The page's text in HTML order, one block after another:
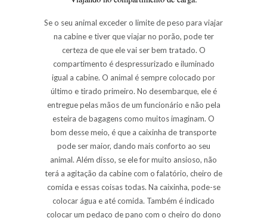
Se o seu animal exceder o limite de peso para viajar
na cabine e tiver que viajar no porão, pode ter
certeza de que ele vai ser bem tratado. O
compartimento é despressurizado e iluminado
igual a cabine. O animal é sempre colocado por
último e tirado primeiro. No desembarque, ele é
entregue pelas mãos de um funcionário e não pela
esteira de bagagens como muitos imaginam. O
bom desse meio, é que a caixinha de transporte
pode ser maior, dando mais conforto ao seu
animal. Além disso, se ele for muito ansioso, não
terá a agitação da cabine com o falatório, cheiro de
comida e essas coisas todas. Na caixinha, pode-se
colocar água e até comida. Também é indicado
colocar um pedaço de pano com o cheiro do dono